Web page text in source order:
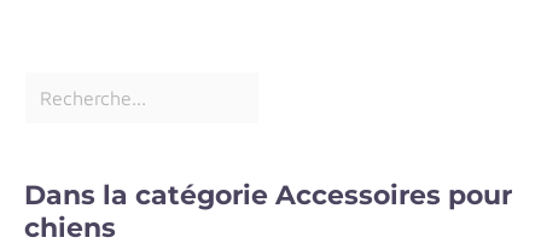
Dans la catégorie Accessoires pour
chiens